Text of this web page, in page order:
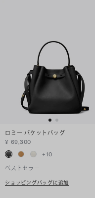
ロミー バケットバッグ
¥ 69,300
+10
ベストセラー
ショッピングバッグに追加